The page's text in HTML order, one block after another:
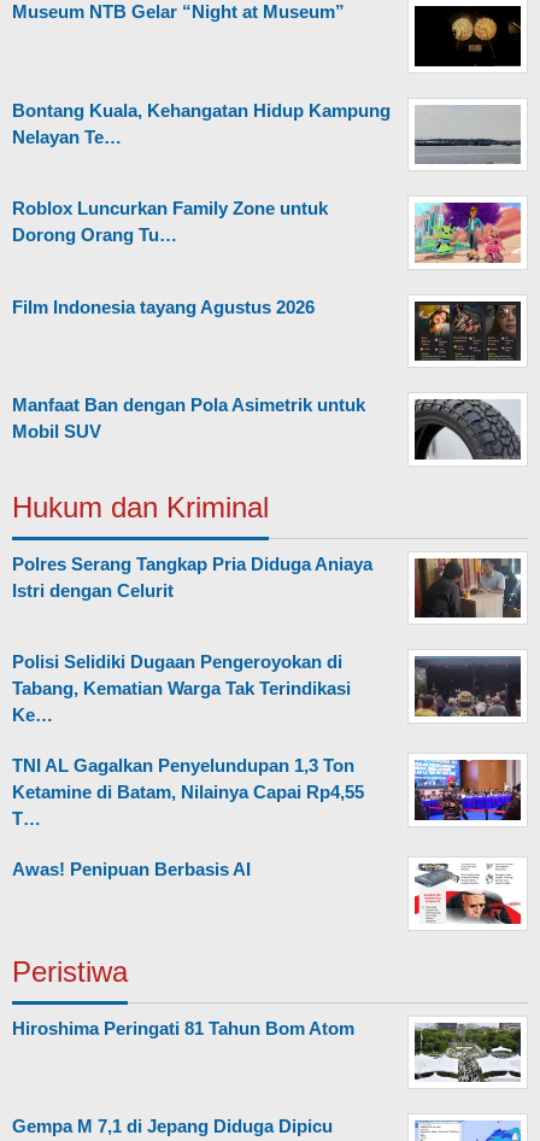
Museum NTB Gelar “Night at Museum”
Bontang Kuala, Kehangatan Hidup Kampung
Nelayan Te…
Roblox Luncurkan Family Zone untuk
Dorong Orang Tu…
Film Indonesia tayang Agustus 2026
Manfaat Ban dengan Pola Asimetrik untuk
Mobil SUV
Hukum dan Kriminal
Polres Serang Tangkap Pria Diduga Aniaya
Istri dengan Celurit
Polisi Selidiki Dugaan Pengeroyokan di
Tabang, Kematian Warga Tak Terindikasi
Ke…
TNI AL Gagalkan Penyelundupan 1,3 Ton
Ketamine di Batam, Nilainya Capai Rp4,55
T…
Awas! Penipuan Berbasis AI
Peristiwa
Hiroshima Peringati 81 Tahun Bom Atom
Gempa M 7,1 di Jepang Diduga Dipicu